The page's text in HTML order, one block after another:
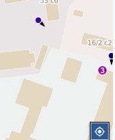
3